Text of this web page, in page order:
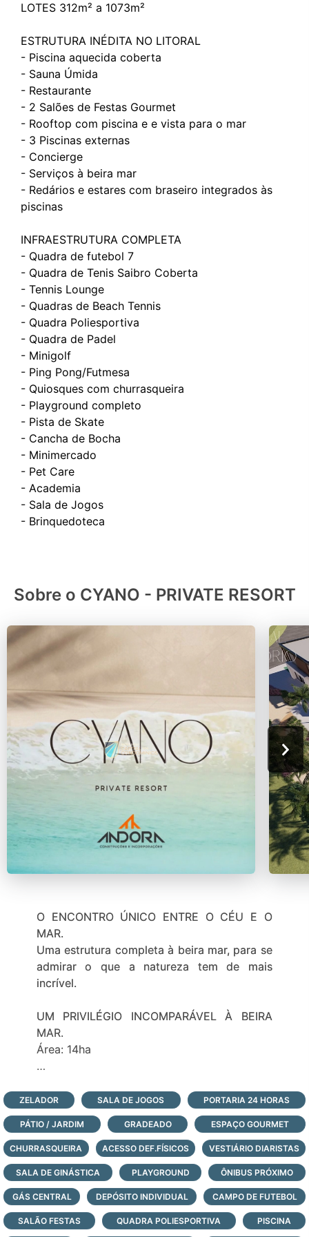
LOTES 312m² a 1073m²
ESTRUTURA INÉDITA NO LITORAL
- Piscina aquecida coberta
- Sauna Úmida
- Restaurante
- 2 Salões de Festas Gourmet
- Rooftop com piscina e e vista para o mar
- 3 Piscinas externas
- Concierge
- Serviços à beira mar
- Redários e estares com braseiro integrados às
piscinas
INFRAESTRUTURA COMPLETA
- Quadra de futebol 7
- Quadra de Tenis Saibro Coberta
- Tennis Lounge
- Quadras de Beach Tennis
- Quadra Poliesportiva
- Quadra de Padel
- Minigolf
- Ping Pong/Futmesa
- Quiosques com churrasqueira
- Playground completo
- Pista de Skate
- Cancha de Bocha
- Minimercado
- Pet Care
- Academia
- Sala de Jogos
Sobre o CYANO - PRIVATE RESORT
O ENCONTRO ÚNICO ENTRE O CÉU E O
MAR.
Uma estrutura completa à beira mar, para se
admirar o que a natureza tem de mais
incrível.
UM PRIVILÉGIO INCOMPARÁVEL À BEIRA
MAR.
Área: 14ha
90% deles à beira do lago.
LOTES 312m² a 1073m²
UM BEACH CLUB PRIVADO. À BEIRA MAR E
EM FRENTE A SUA CASA, SÓ O CYANO
TEM!
ESTRUTURA INÉDITA NO LITORAL
ZELADOR SALA DE JOGOS PORTARIA 24 HORAS
PÁTIO / JARDIM GRADEADO ESPAÇO GOURMET
CHURRASQUEIRA ACESSO DEF.FÍSICOS VESTIÁRIO DIARISTAS
SALA DE GINÁSTICA PLAYGROUND ÔNIBUS PRÓXIMO
GÁS CENTRAL DEPÓSITO INDIVIDUAL CAMPO DE FUTEBOL
SALÃO FESTAS QUADRA POLIESPORTIVA PISCINA